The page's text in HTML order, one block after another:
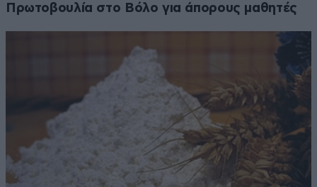
Πρωτοβουλία στο Βόλο για άπορους μαθητές